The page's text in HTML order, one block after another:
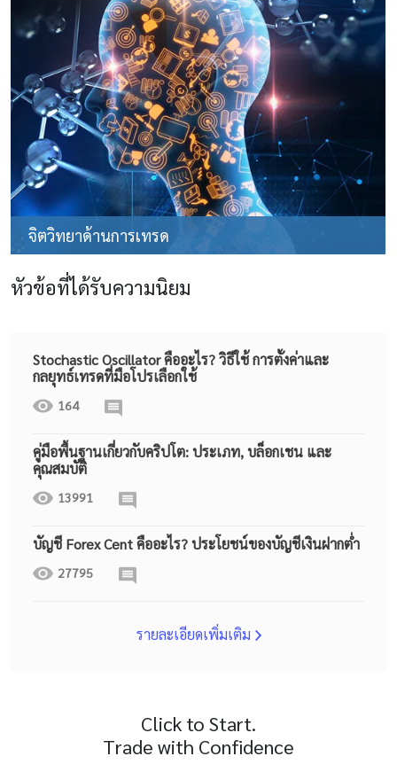
จิตวิทยาด้านการเทรด
หัวข้อที่ได้รับความนิยม
Stochastic Oscillator คืออะไร? วิธีใช้ การตั้งค่าและ
กลยุทธ์เทรดที่มือโปรเลือกใช้
164
คู่มือพื้นฐานเกี่ยวกับคริปโต: ประเภท, บล็อกเชน และ
คุณสมบัติ
13991
บัญชี Forex Cent คืออะไร? ประโยชน์ของบัญชีเงินฝากต่ำ
27795
รายละเอียดเพิ่มเติม
Click to Start.
Trade with Confidence